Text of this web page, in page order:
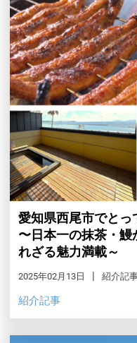
愛知県西尾市でとっ
〜日本一の抹茶・鰻
れざる魅力満載～
2025年02月13日 紹介記
紹介記事